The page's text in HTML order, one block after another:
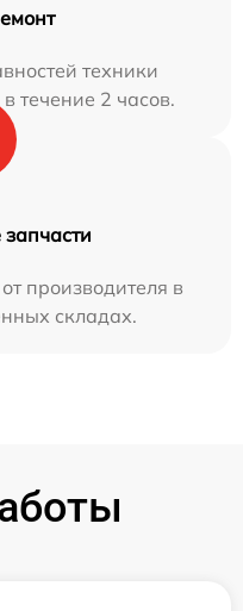
техники
течение 2 часов.
производителя в
складах.